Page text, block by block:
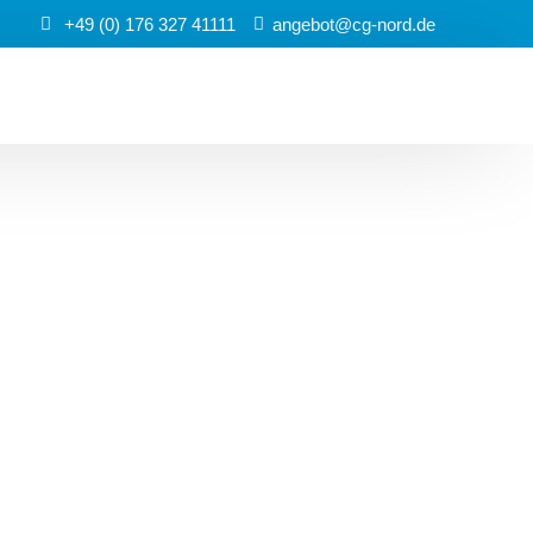
+49 (0) 176 327 41111 angebot@cg-nord.de